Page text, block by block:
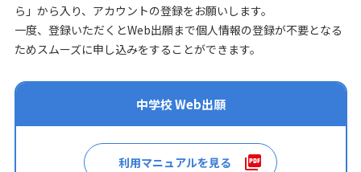
ら」から入り、アカウントの登録をお願いします。
一度、登録いただくとWeb出願まで個人情報の登録が不要となる
ためスムーズに申し込みをすることができます。
中学校 Web出願
利用マニュアルを見る